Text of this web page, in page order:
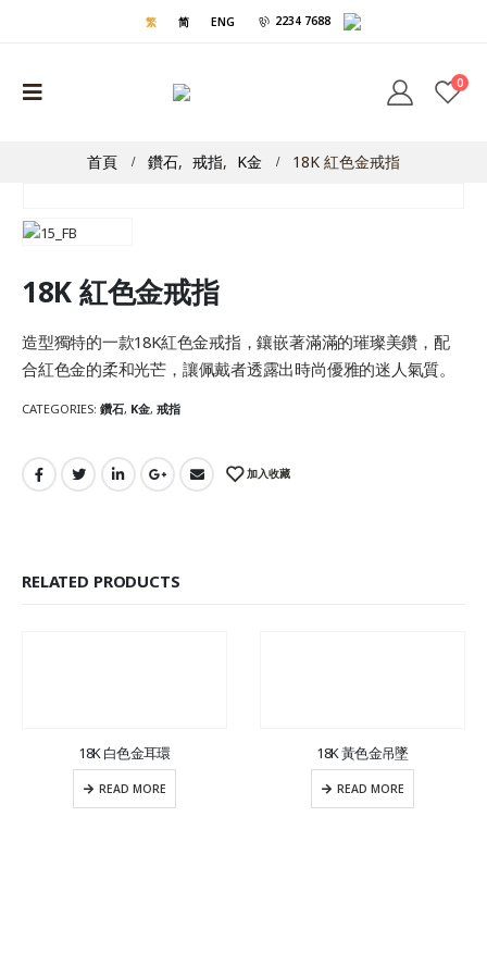
繁 简 ENG 2234 7688
0
首頁 鑽石, 戒指, K金 18K 紅色金戒指
18K 紅色金戒指
造型獨特的一款18K紅色金戒指，鑲嵌著滿滿的璀璨美鑽，配
合紅色金的柔和光芒，讓佩戴者透露出時尚優雅的迷人氣質。
CATEGORIES: 鑽石, K金, 戒指
加入收藏
RELATED PRODUCTS
18K 白色金耳環
READ MORE
18K 黃色金吊墜
READ MORE